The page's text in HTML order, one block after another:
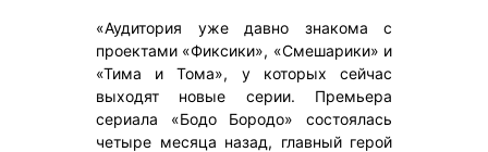
«Аудитория уже давно знакома с
проектами «Фиксики», «Смешарики» и
«Тима и Тома», у которых сейчас
выходят новые серии. Премьера
сериала «Бодо Бородо» состоялась
четыре месяца назад, главный герой